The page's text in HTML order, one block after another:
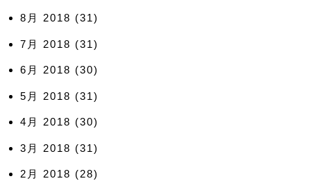
8月 2018 (31)
7月 2018 (31)
6月 2018 (30)
5月 2018 (31)
4月 2018 (30)
3月 2018 (31)
2月 2018 (28)